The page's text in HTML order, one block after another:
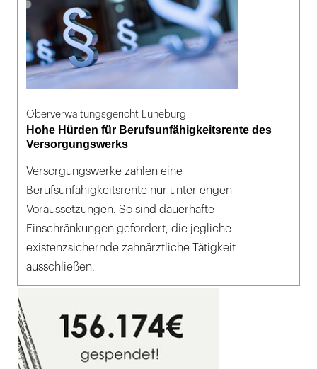
Oberverwaltungsgericht Lüneburg
Hohe Hürden für Berufsunfähigkeitsrente des
Versorgungswerks
Versorgungswerke zahlen eine
Berufsunfähigkeitsrente nur unter engen
Voraussetzungen. So sind dauerhafte
Einschränkungen gefordert, die jegliche
existenzsichernde zahnärztliche Tätigkeit
ausschließen.